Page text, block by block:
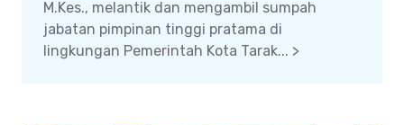
M.Kes., melantik dan mengambil sumpah
jabatan pimpinan tinggi pratama di
lingkungan Pemerintah Kota Tarak... >